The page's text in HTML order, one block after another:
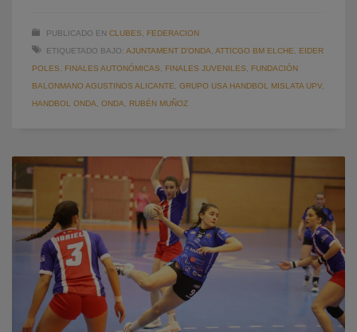
PUBLICADO EN CLUBES
FEDERACION
ETIQUETADO BAJO: AJUNTAMENT D'ONDA ATTICGO BM ELCHE
EIDER
POLES
FINALES AUTONÓMICAS FINALES JUVENILES
FUNDACIÓN
BALONMANO AGUSTINOS ALICANTE
GRUPO USA HANDBOL MISLATA UPV,
HANDBOL ONDA
ONDA RUBÉN MUÑOZ